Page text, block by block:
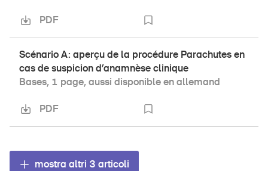
PDF
Scénario A: aperçu de la procédure Parachutes en
cas de suspicion d’anamnèse clinique
Bases, 1 page, aussi disponible en allemand
PDF
mostra altri 3 articoli